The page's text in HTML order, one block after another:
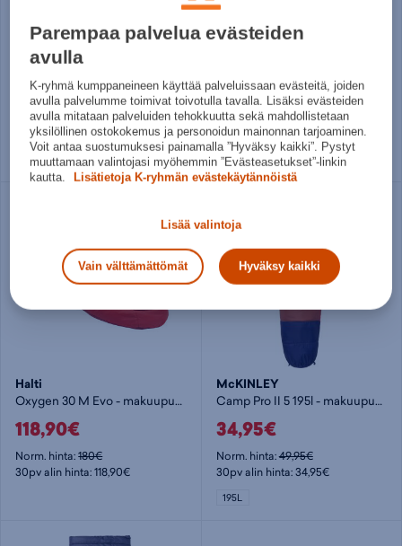
McKINLEY
Pro I 5 Jr - lasten makuupussi
36,95€
Norm. hinta:39,99€
30pv alin hinta: 36,95€
160/LEFT
19,95€
Norm. hinta:29,99€
30pv alin hinta: 19,95€
210/LEFT
Halti
Oxygen 30 M Evo - makuupussi
118,90€
Norm. hinta:180€
30pv alin hinta: 118,90€
McKINLEY
Camp Pro II 5 195l - makuupussi
34,95€
Norm. hinta:49,95€
30pv alin hinta: 34,95€
195L
Parempaa palvelua evästeiden
avulla
K-ryhmä kumppaneineen käyttää palveluissaan evästeitä, joiden
avulla palvelumme toimivat toivotulla tavalla. Lisäksi evästeiden
avulla mitataan palveluiden tehokkuutta sekä mahdollistetaan
yksilöllinen ostokokemus ja personoidun mainonnan tarjoaminen.
Voit antaa suostumuksesi painamalla ”Hyväksy kaikki”. Pystyt
muuttamaan valintojasi myöhemmin ”Evästeasetukset”-linkin
kautta.
Lisätietoja K-ryhmän evästekäytännöistä
Lisää valintoja
Vain välttämättömät Hyväksy kaikki